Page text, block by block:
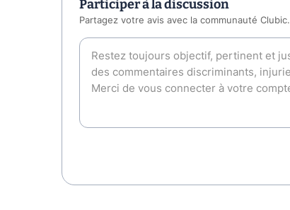
Participer à la discussion
Partagez votre avis avec la communauté Clubic.